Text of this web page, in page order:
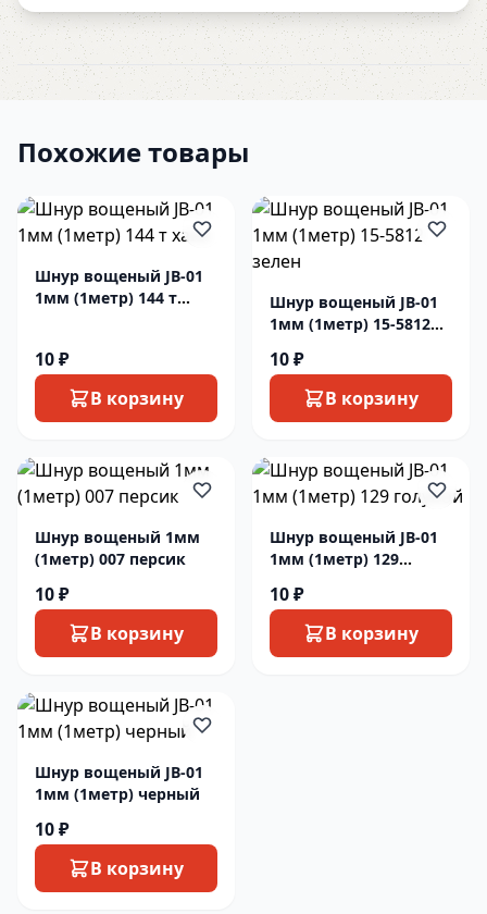
Похожие товары
Шнур вощеный JB-01
1мм (1метр) 144 т
10 ₽
В корзину
Шнур вощеный JB-01
1мм (1метр) 15-5812
10 ₽
В корзину
Шнур вощеный 1мм
(1метр) 007 персик
10 ₽
В корзину
Шнур вощеный JB-01
1мм (1метр) 129
10 ₽
В корзину
Шнур вощеный JB-01
1мм (1метр) черный
10 ₽
В корзину